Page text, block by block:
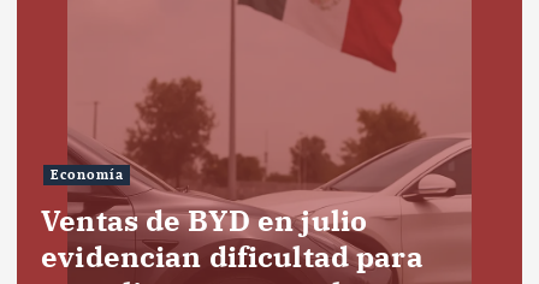
Economía
Ventas de BYD en julio
evidencian dificultad para